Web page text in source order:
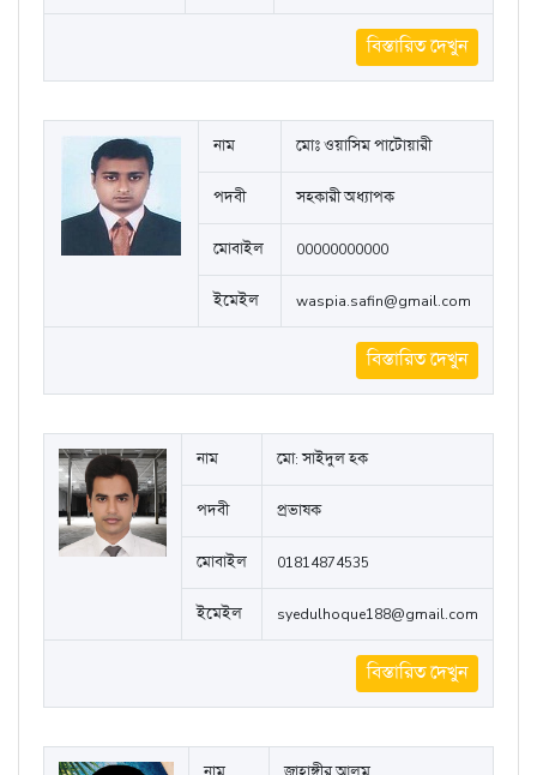
বিস্তারিত দেখুন
নাম মোঃ ওয়াসিম পাটোয়ারী
পদবী সহকারী অধ্যাপক
মোবাইল 00000000000
ইমেইল waspia.safin@gmail.com
বিস্তারিত দেখুন
নাম মো: সাইদুল হক
পদবী প্রভাষক
মোবাইল 01814874535
ইমেইল syedulhoque188@gmail.com
বিস্তারিত দেখুন